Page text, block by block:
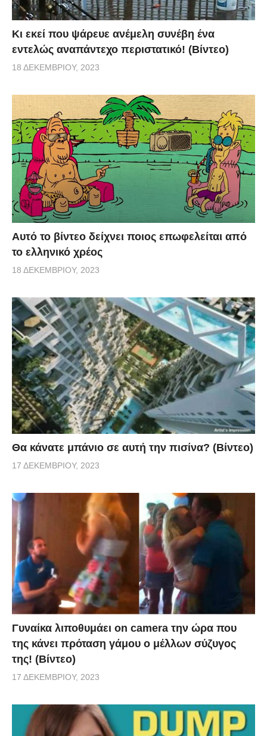
Κι εκεί που ψάρευε ανέμελη συνέβη ένα
εντελώς αναπάντεχο περιστατικό! (Βίντεο)
18 ΔΕΚΕΜΒΡΊΟΥ, 2023
Αυτό το βίντεο δείχνει ποιος επωφελείται από
το ελληνικό χρέος
18 ΔΕΚΕΜΒΡΊΟΥ, 2023
Θα κάνατε μπάνιο σε αυτή την πισίνα? (Βίντεο)
17 ΔΕΚΕΜΒΡΊΟΥ, 2023
Γυναίκα λιποθυμάει on camera την ώρα που
της κάνει πρόταση γάμου ο μέλλων σύζυγος
της! (Βίντεο)
17 ΔΕΚΕΜΒΡΊΟΥ, 2023